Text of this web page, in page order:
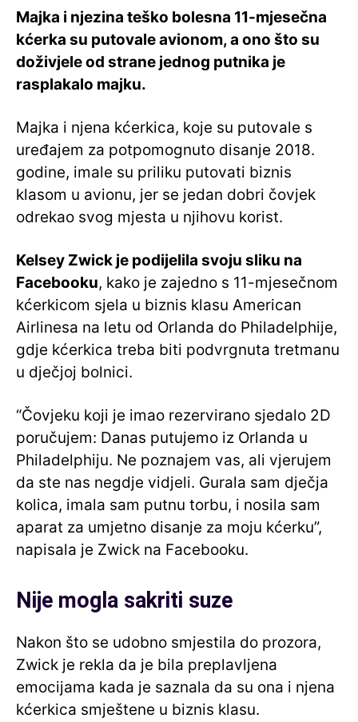
Majka i njezina teško bolesna 11-mjesečna
kćerka su putovale avionom, a ono što su
doživjele od strane jednog putnika je
rasplakalo majku.
Majka i njena kćerkica, koje su putovale s
uređajem za potpomognuto disanje 2018.
godine, imale su priliku putovati biznis
klasom u avionu, jer se jedan dobri čovjek
odrekao svog mjesta u njihovu korist.
Kelsey Zwick je podijelila svoju sliku na
Facebooku, kako je zajedno s 11-mjesečnom
kćerkicom sjela u biznis klasu American
Airlinesa na letu od Orlanda do Philadelphije,
gdje kćerkica treba biti podvrgnuta tretmanu
u dječjoj bolnici.
“Čovjeku koji je imao rezervirano sjedalo 2D
poručujem: Danas putujemo iz Orlanda u
Philadelphiju. Ne poznajem vas, ali vjerujem
da ste nas negdje vidjeli. Gurala sam dječja
kolica, imala sam putnu torbu, i nosila sam
aparat za umjetno disanje za moju kćerku”,
napisala je Zwick na Facebooku.
Nije mogla sakriti suze
Nakon što se udobno smjestila do prozora,
Zwick je rekla da je bila preplavljena
emocijama kada je saznala da su ona i njena
kćerkica smještene u biznis klasu.